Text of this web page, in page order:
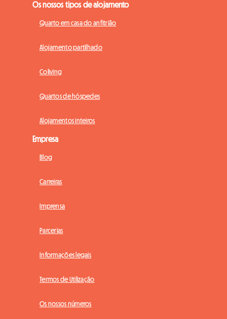
Os nossos tipos de alojamento
Quarto em casa do anfitrião
Alojamento partilhado
Coliving
Quartos de hóspedes
Alojamentos inteiros
Empresa
Blog
Carreiras
Imprensa
Parcerias
Informações legais
Termos de Utilização
Os nossos números